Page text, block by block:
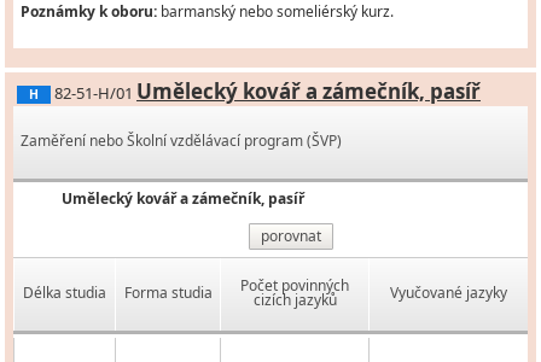
Poznámky k oboru: barmanský nebo someliérský kurz.
H 82-51-H/01 Umělecký kovář a zámečník, pasíř
Zaměření nebo Školní vzdělávací program (ŠVP)
Umělecký kovář a zámečník, pasíř
porovnat
Délka studia Forma studia Počet povinných
cizích jazyků Vyučované jazyky